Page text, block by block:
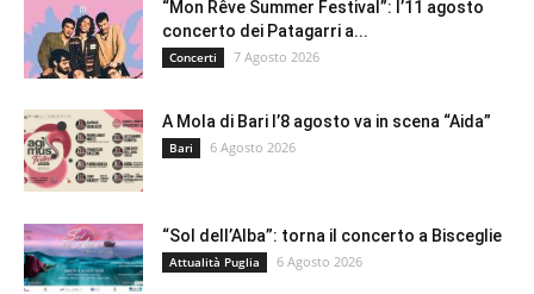
“Mon Rêve Summer Festival”: l’11 agosto
concerto dei Patagarri a...
Concerti 7 Agosto 2026
A Mola di Bari l’8 agosto va in scena “Aida”
Bari 6 Agosto 2026
“Sol dell’Alba”: torna il concerto a Bisceglie
Attualità Puglia 6 Agosto 2026